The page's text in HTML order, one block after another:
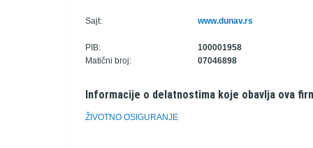
Sajt: www.dunav.rs
PIB:
100001958
Matični broj:
07046898
Informacije o delatnostima koje obavlja ova
ŽIVOTNO OSIGURANJE